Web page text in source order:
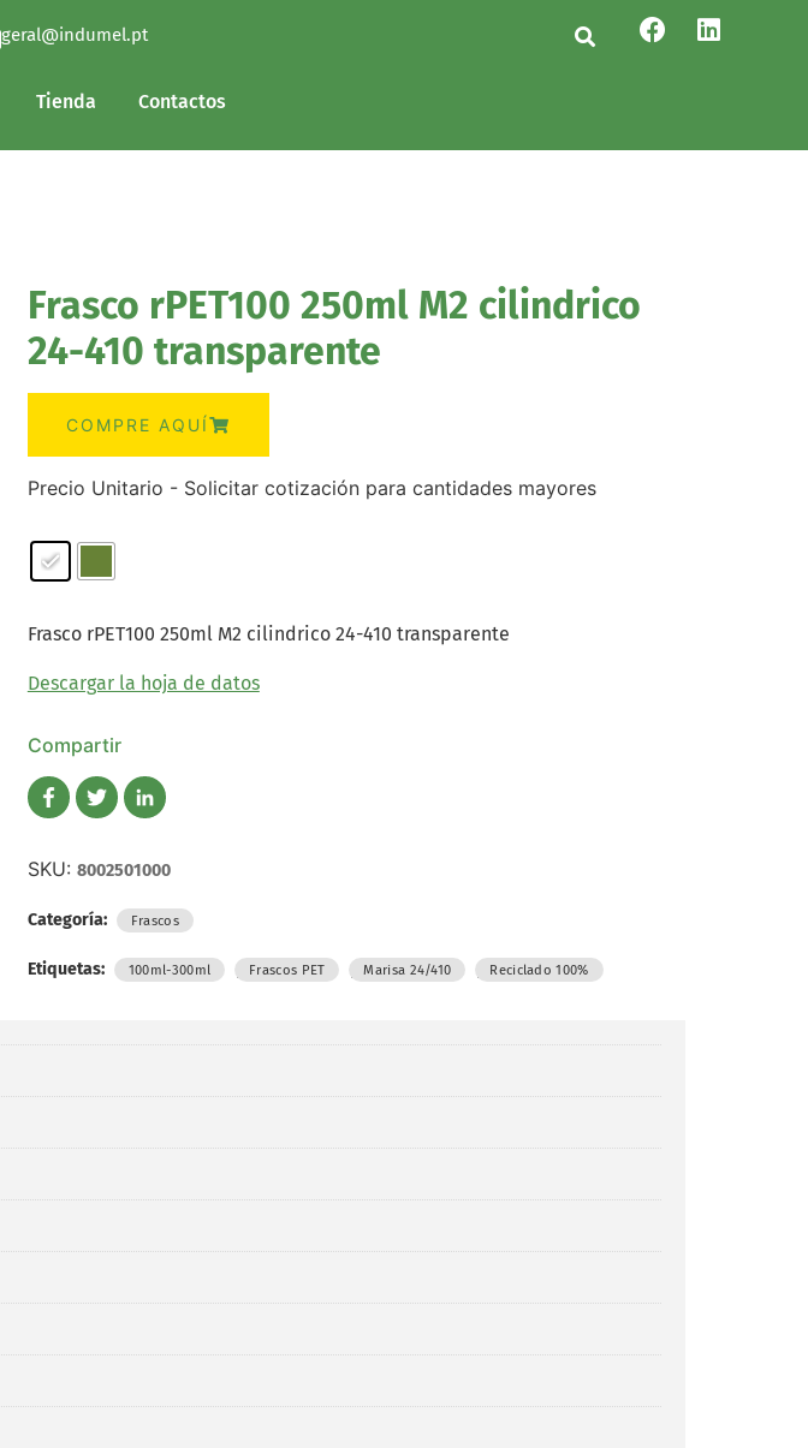
geral@indumel.pt
Tienda Contactos
Tienda Contactos
Frasco rPET100 250ml M2 cilindrico
24-410 transparente
COMPRE AQUÍ
Precio Unitario - Solicitar cotización para cantidades mayores
Frasco rPET100 250ml M2 cilindrico 24-410 transparente
Descargar la hoja de datos
Compartir
SKU: 8002501000
Categoría: Frascos
Etiquetas: 100ml-300ml Frascos PET Marisa 24/410 Reciclado 100%